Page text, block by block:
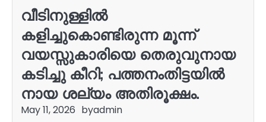
വീടിനുള്ളിൽ
കളിച്ചുകൊണ്ടിരുന്ന മൂന്ന്
വയസ്സുകാരിയെ തെരുവുനായ
കടിച്ചു കീറി; പത്തനംതിട്ടയിൽ
നായ ശല്യം അതിരൂക്ഷം.
May 11, 2026 byadmin